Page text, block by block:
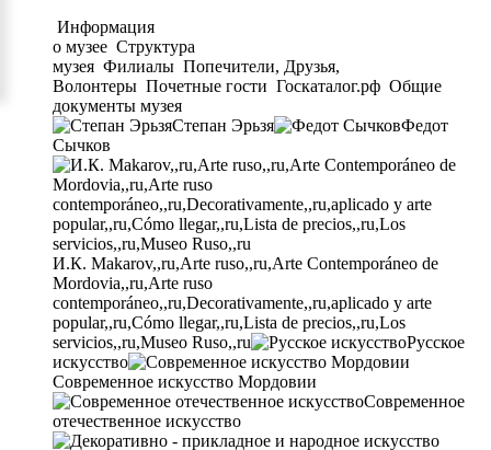
Информация
о музее Структура
музея Филиалы Попечители, Друзья,
Волонтеры Почетные гости Госкаталог.рф Общие
документы музея
Степан Эрьзя
Федот
Сычков
И.К. Makarov,,ru,Arte ruso,,ru,Arte Contemporáneo de
Mordovia,,ru,Arte ruso
contemporáneo,,ru,Decorativamente,,ru,aplicado y arte
popular,,ru,Cómo llegar,,ru,Lista de precios,,ru,Los
servicios,,ru,Museo Ruso,,ru
Русское
искусство
Современное искусство Мордовии
Современное
отечественное искусство